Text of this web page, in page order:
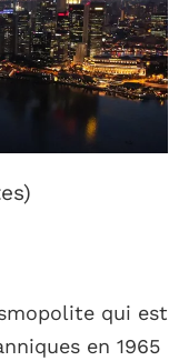
qui est
en 1965